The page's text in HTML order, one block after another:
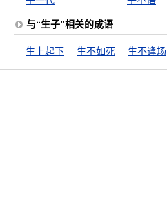
与“生子”相关的成语
生上起下 生不如死 生不逢场